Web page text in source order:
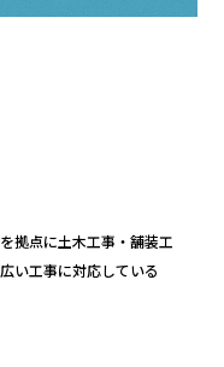
拠点に土木工事・舗装工
い工事に対応している